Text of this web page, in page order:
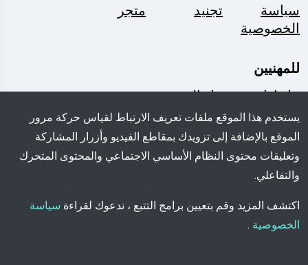
سياسة
الخصوصية
تجنيد متجر
للمهنيين
حل إدارة
الممتلكات
المفقودة
حل الحجز
اتبعنا:
اكتب
المحمول
يستخدم هذا الموقع ملفات تعريف الارتباط لقياس حركة مرور
الموقع بالإضافة إلى تزويدك بمقاطع الفيديو وأزرار المشاركة
وتعليقات محتوى النظام الأساسي الاجتماعي والمحتوى المتحرك
والتفاعلي.
اكتشف المزيد وقم بتعيين برامج التتبع ، ندعوك لقراءة سياسة
الخصوصية .